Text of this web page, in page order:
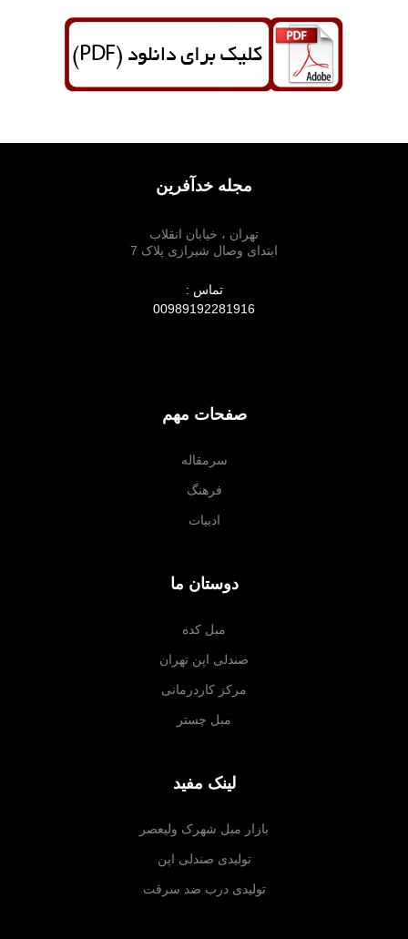
مجله خدآفرین
تهران ، خیابان انقلاب
ابتدای وصال شیرازی پلاک 7
تماس :
00989192281916
صفحات مهم
سرمقاله
فرهنگ
ادبیات
دوستان ما
مبل کده
صندلی اپن تهران
مرکز کاردرمانی
مبل چستر
لینک مفید
بازار مبل شهرک ولیعصر
تولیدی صندلی اپن
تولیدی درب ضد سرقت